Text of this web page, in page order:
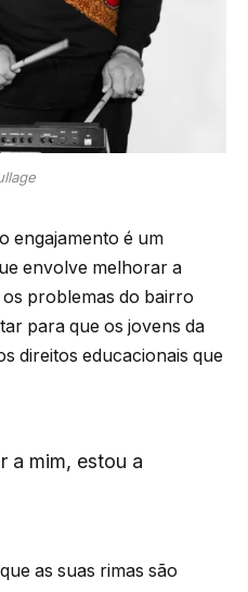
engajamento é um
envolve melhorar a
problemas do bairro
para que os jovens da
direitos educacionais que
a mim, estou a
as suas rimas são